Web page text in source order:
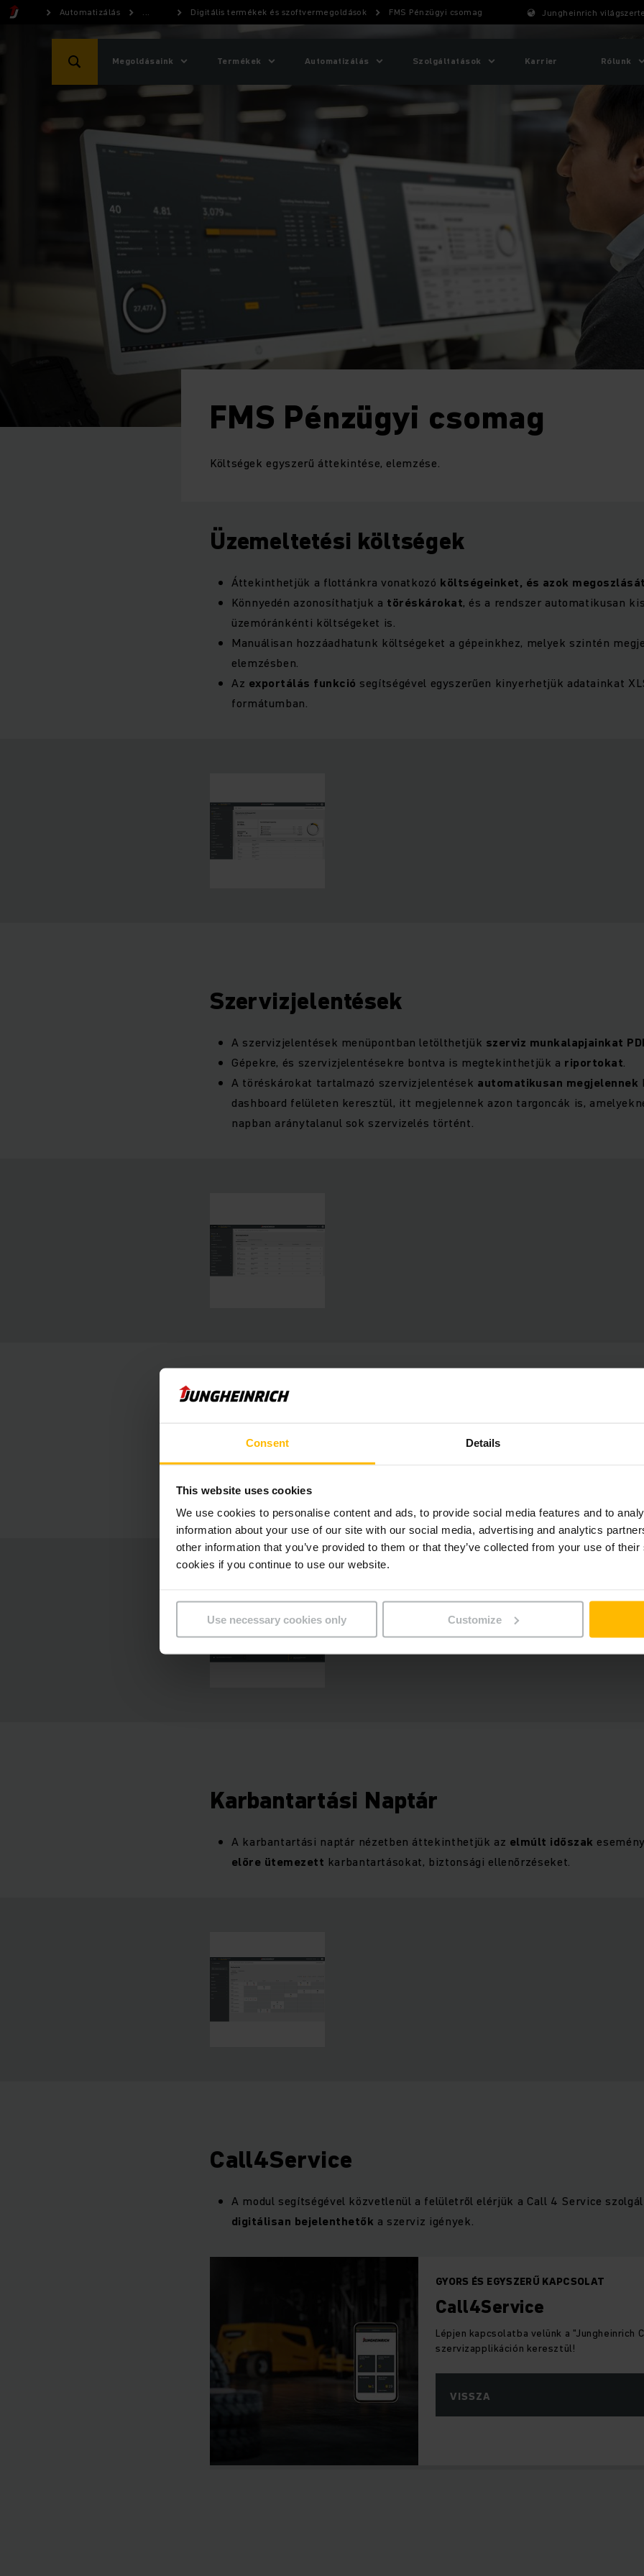
Consent Details
This website uses cookies
We use cookies to personalise content and ads, to provide social media features and to
information about your use of our site with our social media, advertising and analytics
other information that you’ve provided to them or that they’ve collected from your use of
cookies if you continue to use our website.
Use necessary cookies only Customize
Automatizálás ... Digitális termékek és szoftvermegoldások FMS Pénzügyi csomag Jungheinrich világszerte
Megoldásaink Termékek Automatizálás Szolgáltatások Karrier Rólunk
FMS Pénzügyi csomag
Költségek egyszerű áttekintése, elemzése.
Üzemeltetési költségek
Áttekinthetjük a flottánkra vonatkozó költségeinket, és azok megoszlását
Könnyedén azonosíthatjuk a töréskárokat, és a rendszer automatikusan
üzemóránkénti költségeket is.
Manuálisan hozzáadhatunk költségeket a gépeinkhez, melyek szintén
elemzésben.
Az exportálás funkció segítségével egyszerűen kinyerhetjük adatainkat
formátumban.
Szervizjelentések
A szervizjelentések menüpontban letölthetjük szerviz munkalapjainkat
Gépekre, és szervizjelentésekre bontva is megtekinthetjük a riportokat.
A töréskárokat tartalmazó szervizjelentések automatikusan megjelennek
dashboard felületen keresztül, itt megjelennek azon targoncák is,
napban aránytalanul sok szervizelés történt.
A központi dashboard felületen megjelenő
Karbantartási Naptár
A karbantartási naptár nézetben áttekinthetjük az elmúlt időszak
előre ütemezett karbantartásokat, biztonsági ellenőrzéseket.
Call4Service
A modul segítségével közvetlenül a felületről elérjük a Call 4 Service
digitálisan bejelenthetők a szerviz igények.
GYORS ÉS EGYSZERŰ KAPCSOLAT
Call4Service
Lépjen kapcsolatba velünk a "Jungheinrich
szervizapplikáción keresztül!
VISSZA